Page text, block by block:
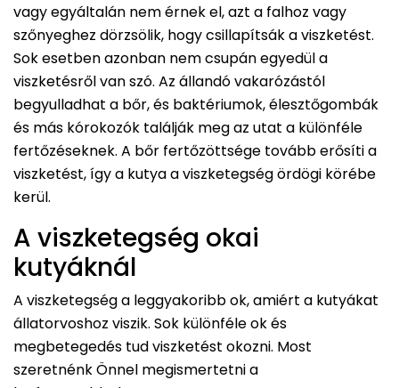
vagy egyáltalán nem érnek el, azt a falhoz vagy
szőnyeghez dörzsölik, hogy csillapítsák a viszketést.
Sok esetben azonban nem csupán egyedül a
viszketésről van szó. Az állandó vakarózástól
begyulladhat a bőr, és baktériumok, élesztőgombák
és más kórokozók találják meg az utat a különféle
fertőzéseknek. A bőr fertőzöttsége tovább erősíti a
viszketést, így a kutya a viszketegség ördögi körébe
kerül.
A viszketegség okai
kutyáknál
A viszketegség a leggyakoribb ok, amiért a kutyákat
állatorvoshoz viszik. Sok különféle ok és
megbetegedés tud viszketést okozni. Most
szeretnénk Önnel megismertetni a